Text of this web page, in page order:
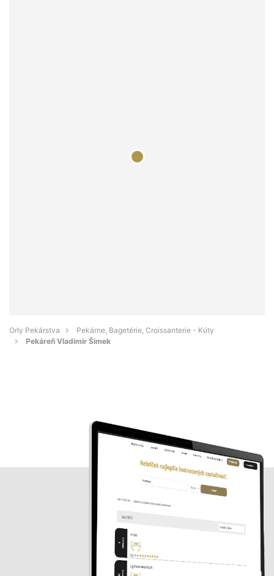
Orly Pekárstva
Pekárne, Bagetérie, Croissanterie - Kúty
Pekáreň Vladimír Šimek